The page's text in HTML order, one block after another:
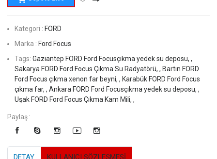
Kategori : FORD
Marka : Ford Focus
Tags: Gaziantep FORD Ford Focusçıkma yedek su deposu, ,
Sakarya FORD Ford Focus Çıkma Su Radyatörü, , Bartın FORD
Ford Focus çıkma xenon far beyni, , Karabük FORD Ford Focus
çıkma far, , Ankara FORD Ford Focusçıkma yedek su deposu, ,
Uşak FORD Ford Focus Çıkma Kam Mili, ,
Paylaş :
DETAY KULLANICI SÖZLEŞMESİ